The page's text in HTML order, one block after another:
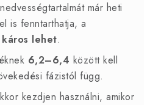
már heti
is fenntarthatja, a
káros lehet.
6,2–6,4 között kell
fázistól függ.
kezdjen használni, amikor